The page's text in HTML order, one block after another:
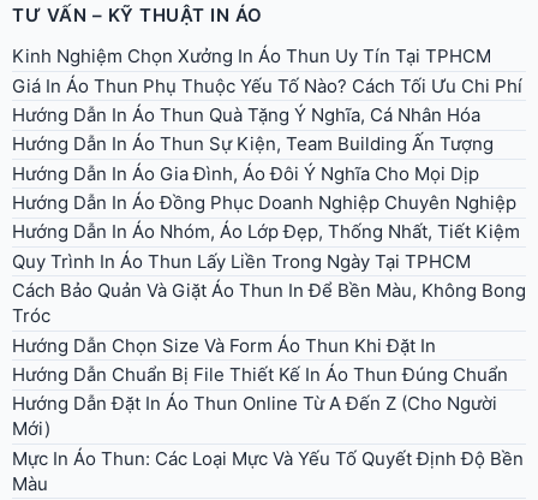
TƯ VẤN – KỸ THUẬT IN ÁO
Kinh Nghiệm Chọn Xưởng In Áo Thun Uy Tín Tại TPHCM
Giá In Áo Thun Phụ Thuộc Yếu Tố Nào? Cách Tối Ưu Chi Phí
Hướng Dẫn In Áo Thun Quà Tặng Ý Nghĩa, Cá Nhân Hóa
Hướng Dẫn In Áo Thun Sự Kiện, Team Building Ấn Tượng
Hướng Dẫn In Áo Gia Đình, Áo Đôi Ý Nghĩa Cho Mọi Dịp
Hướng Dẫn In Áo Đồng Phục Doanh Nghiệp Chuyên Nghiệp
Hướng Dẫn In Áo Nhóm, Áo Lớp Đẹp, Thống Nhất, Tiết Kiệm
Quy Trình In Áo Thun Lấy Liền Trong Ngày Tại TPHCM
Cách Bảo Quản Và Giặt Áo Thun In Để Bền Màu, Không Bong
Tróc
Hướng Dẫn Chọn Size Và Form Áo Thun Khi Đặt In
Hướng Dẫn Chuẩn Bị File Thiết Kế In Áo Thun Đúng Chuẩn
Hướng Dẫn Đặt In Áo Thun Online Từ A Đến Z (Cho Người
Mới)
Mực In Áo Thun: Các Loại Mực Và Yếu Tố Quyết Định Độ Bền
Màu